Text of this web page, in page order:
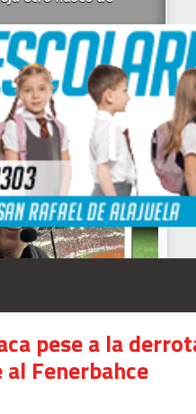
penal por
pese a la
Fenerbahce